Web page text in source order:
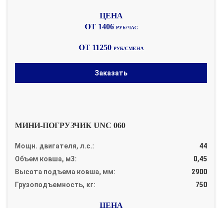
ОТ 1406 РУБ/ЧАС
ОТ 11250 РУБ/СМЕНА
Заказать
МИНИ-ПОГРУЗЧИК UNC 060
Мощн. двигателя, л.с.:
44
Объем ковша, м3:
0,45
Высота подъема ковша, мм:
2900
Грузоподъемность, кг:
750